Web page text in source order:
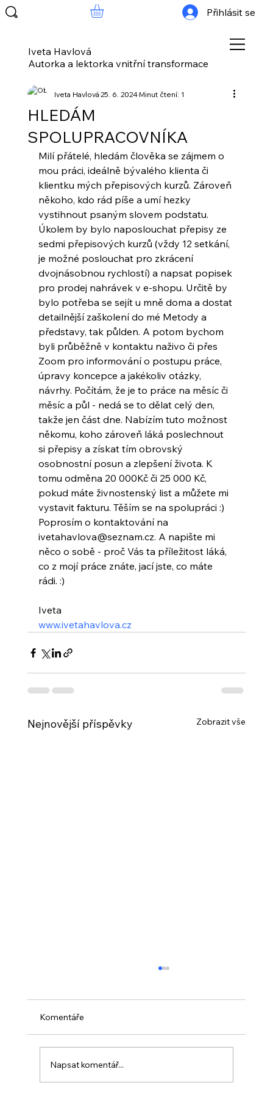
Iveta Havlová
Autorka a lektorka vnitřní transformace
Přihlásit se
HLEDÁM
SPOLUPRACOVNÍKA
Iveta Havlová25. 6. 2024Minut čtení: 1
Milí přátelé, hledám člověka se zájmem o
mou práci, ideálně bývalého klienta či
klientku mých přepisových kurzů. Zároveň
někoho, kdo rád píše a umí hezky
vystihnout psaným slovem podstatu.
Úkolem by bylo naposlouchat přepisy ze
sedmi přepisových kurzů (vždy 12 setkání,
je možné poslouchat pro zkrácení
dvojnásobnou rychlostí) a napsat popisek
pro prodej nahrávek v e-shopu. Určitě by
bylo potřeba se sejít u mně doma a dostat
detailnější zaškolení do mé Metody a
představy, tak půlden. A potom bychom
byli průběžně v kontaktu naživo či přes
Zoom pro informování o postupu práce,
úpravy koncepce a jakékoliv otázky,
návrhy. Počítám, že je to práce na měsíc či
měsíc a půl - nedá se to dělat celý den,
takže jen část dne. Nabízím tuto možnost
někomu, koho zároveň láká poslechnout
si přepisy a získat tím obrovský
osobnostní posun a zlepšení života. K
tomu odměna 20 000Kč či 25 000 Kč,
pokud máte živnostenský list a můžete mi
vystavit fakturu. Těším se na spolupráci :)
Poprosím o kontaktování na
ivetahavlova@seznam.cz. A napište mi
něco o sobě - proč Vás ta příležitost láká,
co z mojí práce znáte, jací jste, co máte
rádi. :)
Iveta
www.ivetahavlova.cz
Nejnovější příspěvky Zobrazit vše
Komentáře
Napsat komentář...